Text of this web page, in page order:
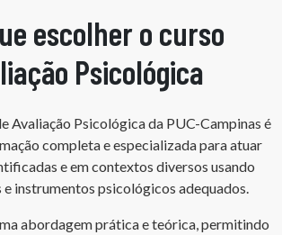
escolher o curso
Psicológica
Avaliação Psicológica da PUC-Campinas é
completa e especializada para atuar
e em contextos diversos usando
instrumentos psicológicos adequados.
abordagem prática e teórica, permitindo